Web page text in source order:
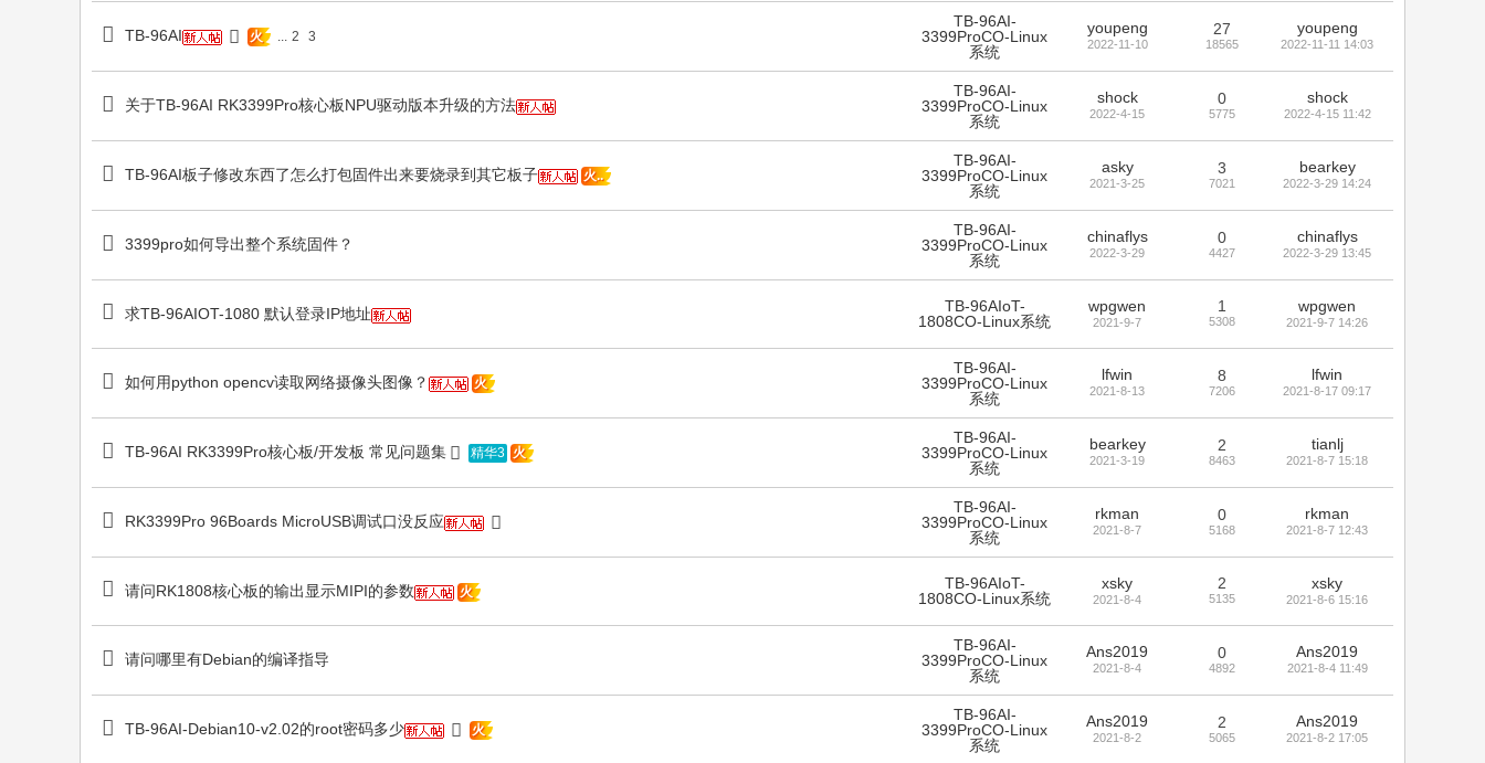
TB-96AI 火 ... 2 3
TB-96AI-
3399ProCO-Linux
系统
youpeng
2022-11-10
27
18565
youpeng
2022-11-11 14:03
关于TB-96AI RK3399Pro核心板NPU驱动版本升级的方法
TB-96AI-
3399ProCO-Linux
系统
shock
2022-4-15
0
5775
shock
2022-4-15 11:42
TB-96AI板子修改东西了怎么打包固件出来要烧录到其它板子 火..
TB-96AI-
3399ProCO-Linux
系统
asky
2021-3-25
3
7021
bearkey
2022-3-29 14:24
3399pro如何导出整个系统固件？
TB-96AI-
3399ProCO-Linux
系统
chinaflys
2022-3-29
0
4427
chinaflys
2022-3-29 13:45
求TB-96AIOT-1080 默认登录IP地址
TB-96AIoT-
1808CO-Linux系统
wpgwen
2021-9-7
1
5308
wpgwen
2021-9-7 14:26
如何用python opencv读取网络摄像头图像？ 火
TB-96AI-
3399ProCO-Linux
系统
lfwin
2021-8-13
8
7206
lfwin
2021-8-17 09:17
TB-96AI RK3399Pro核心板/开发板 常见问题集 精华3 火
TB-96AI-
3399ProCO-Linux
系统
bearkey
2021-3-19
2
8463
tianlj
2021-8-7 15:18
RK3399Pro 96Boards MicroUSB调试口没反应
TB-96AI-
3399ProCO-Linux
系统
rkman
2021-8-7
0
5168
rkman
2021-8-7 12:43
请问RK1808核心板的输出显示MIPI的参数 火
TB-96AIoT-
1808CO-Linux系统
xsky
2021-8-4
2
5135
xsky
2021-8-6 15:16
请问哪里有Debian的编译指导
TB-96AI-
3399ProCO-Linux
系统
Ans2019
2021-8-4
0
4892
Ans2019
2021-8-4 11:49
TB-96AI-Debian10-v2.02的root密码多少 火
TB-96AI-
3399ProCO-Linux
系统
Ans2019
2021-8-2
2
5065
Ans2019
2021-8-2 17:05